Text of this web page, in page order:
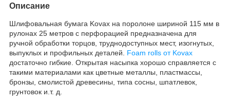
Описание
Шлифовальная бумага Kovax на поролоне шириной 115 мм в
рулонах 25 метров с перфорацией предназначена для
ручной обработки торцов, труднодоступных мест, изогнутых,
выпуклых и профильных деталей. Foam rolls от Kovax
достаточно гибкие. Открытая насыпка хорошо справляется с
такими материалами как цветные металлы, пластмассы,
бронзы, смолистой древесины, типа сосны, шпатлевок,
грунтовок и.т. д.